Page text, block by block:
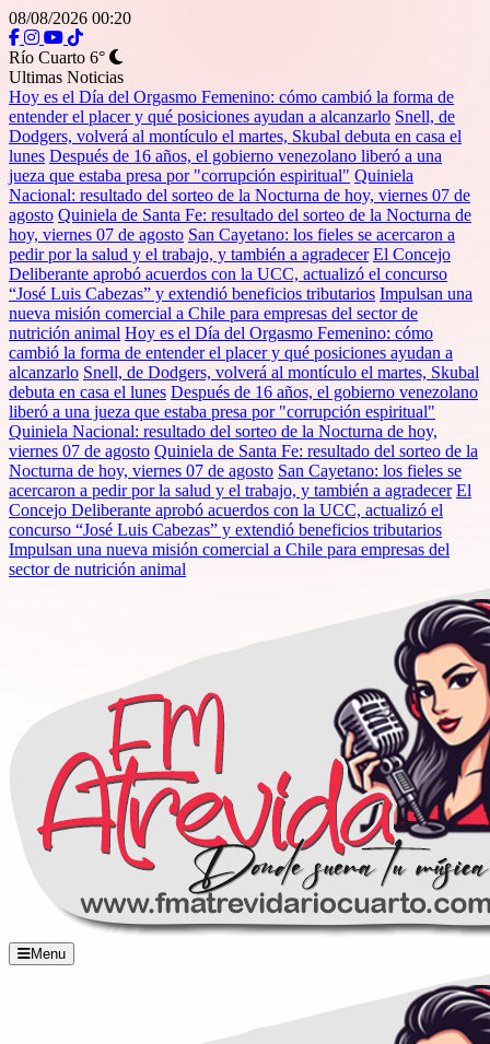
08/08/2026 00:20
Río Cuarto 6°
Ultimas Noticias
Hoy es el Día del Orgasmo Femenino: cómo cambió la forma de
entender el placer y qué posiciones ayudan a alcanzarlo Snell, de
Dodgers, volverá al montículo el martes, Skubal debuta en casa el
lunes Después de 16 años, el gobierno venezolano liberó a una
jueza que estaba presa por "corrupción espiritual" Quiniela
Nacional: resultado del sorteo de la Nocturna de hoy, viernes 07 de
agosto Quiniela de Santa Fe: resultado del sorteo de la Nocturna de
hoy, viernes 07 de agosto San Cayetano: los fieles se acercaron a
pedir por la salud y el trabajo, y también a agradecer El Concejo
Deliberante aprobó acuerdos con la UCC, actualizó el concurso
“José Luis Cabezas” y extendió beneficios tributarios Impulsan una
nueva misión comercial a Chile para empresas del sector de
nutrición animal Hoy es el Día del Orgasmo Femenino: cómo
cambió la forma de entender el placer y qué posiciones ayudan a
alcanzarlo Snell, de Dodgers, volverá al montículo el martes, Skubal
debuta en casa el lunes Después de 16 años, el gobierno venezolano
liberó a una jueza que estaba presa por "corrupción espiritual"
Quiniela Nacional: resultado del sorteo de la Nocturna de hoy,
viernes 07 de agosto Quiniela de Santa Fe: resultado del sorteo de la
Nocturna de hoy, viernes 07 de agosto San Cayetano: los fieles se
acercaron a pedir por la salud y el trabajo, y también a agradecer El
Concejo Deliberante aprobó acuerdos con la UCC, actualizó el
concurso “José Luis Cabezas” y extendió beneficios tributarios
Impulsan una nueva misión comercial a Chile para empresas del
sector de nutrición animal
Menu